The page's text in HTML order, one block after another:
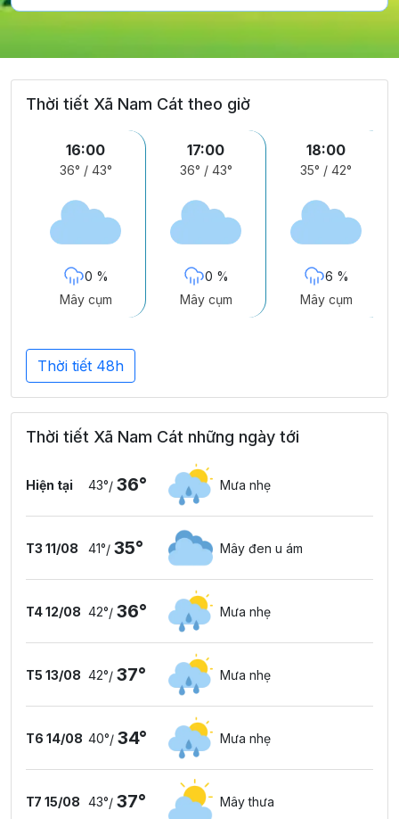
Thời tiết Xã Nam Cát theo giờ
16:00
36° / 43°
0 %
Mây cụm
17:00
36° / 43°
0 %
Mây cụm
18:00
35° / 42°
6 %
Mây cụm
Thời tiết 48h
Thời tiết Xã Nam Cát những ngày tới
Hiện tại 43°/ 36° Mưa nhẹ
T3 11/08 41°/ 35° Mây đen u ám
T4 12/08 42°/ 36° Mưa nhẹ
T5 13/08 42°/ 37° Mưa nhẹ
T6 14/08 40°/ 34° Mưa nhẹ
T7 15/08 43°/ 37° Mây thưa